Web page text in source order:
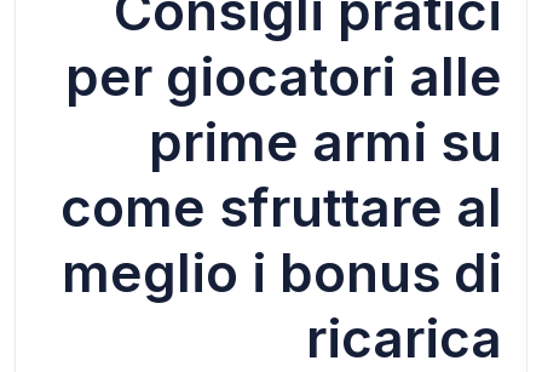
per giocatori alle
prime armi su
come sfruttare al
meglio i bonus di
ricarica